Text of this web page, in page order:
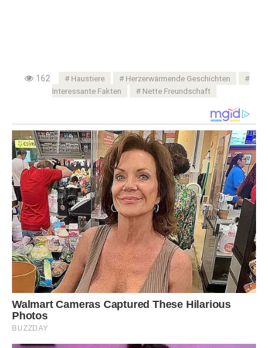
162 Haustiere
Herzerwärmende Geschichten
Interessante Fakten
Nette Freundschaft